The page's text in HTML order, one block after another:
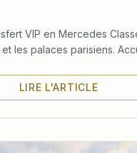
VIP en Mercedes
les palaces parisiens.
LIRE L'ARTICLE